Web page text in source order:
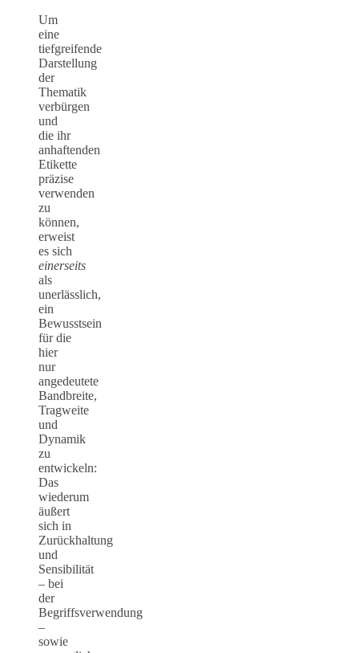
Um
eine
tiefgreifende
Darstellung
der
Thematik
verbürgen
und
die ihr
anhaftenden
Etikette
präzise
verwenden
zu
können,
erweist
es sich
einerseits
als
unerlässlich,
ein
Bewusstsein
für die
hier
nur
angedeutete
Bandbreite,
Tragweite
und
Dynamik
zu
entwickeln:
Das
wiederum
äußert
sich in
Zurückhaltung
und
Sensibilität
– bei
der
Begriffsverwendung
–
sowie